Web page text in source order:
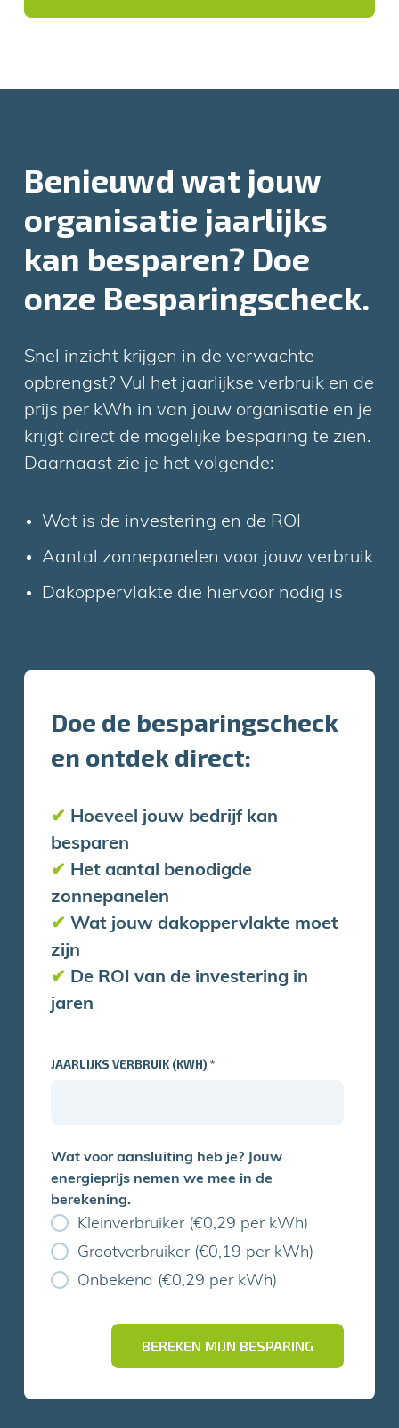
Benieuwd wat jouw
organisatie jaarlijks
kan besparen? Doe
onze Besparingscheck.
Snel inzicht krijgen in de verwachte
opbrengst? Vul het jaarlijkse verbruik en de
prijs per kWh in van jouw organisatie en je
krijgt direct de mogelijke besparing te zien.
Daarnaast zie je het volgende:
Wat is de investering en de ROI
Aantal zonnepanelen voor jouw verbruik
Dakoppervlakte die hiervoor nodig is
Doe de besparingscheck
en ontdek direct:
✔ Hoeveel jouw bedrijf kan
besparen
✔ Het aantal benodigde
zonnepanelen
✔ Wat jouw dakoppervlakte moet
zijn
✔ De ROI van de investering in
jaren
JAARLIJKS VERBRUIK (KWH)*
Wat voor aansluiting heb je? Jouw
energieprijs nemen we mee in de
berekening.
Kleinverbruiker (€0,29 per kWh)
Grootverbruiker (€0,19 per kWh)
Onbekend (€0,29 per kWh)